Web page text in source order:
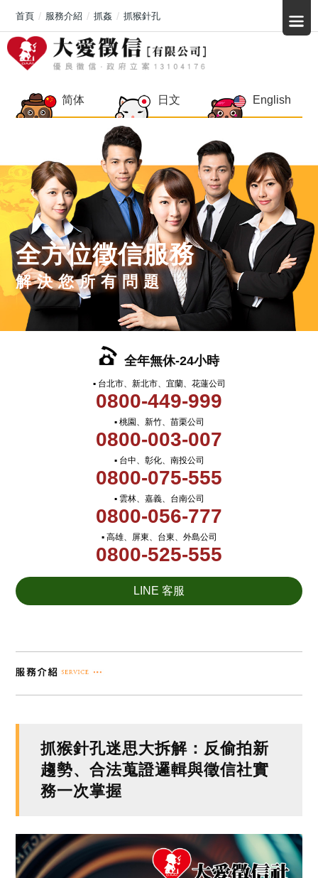
简体 日文 English
全方位徵信服務
解決您所有問題
全年無休-24小時
▪ 台北市、新北市、宜蘭、花蓮公司
0800-449-999
▪ 桃園、新竹、苗栗公司
0800-003-007
▪ 台中、彰化、南投公司
0800-075-555
▪ 雲林、嘉義、台南公司
0800-056-777
▪ 高雄、屏東、台東、外島公司
0800-525-555
LINE 客服
首頁 服務介紹 抓姦 抓猴針孔
抓猴針孔迷思大拆解：反偷拍新
趨勢、合法蒐證邏輯與徵信社實
務一次掌握